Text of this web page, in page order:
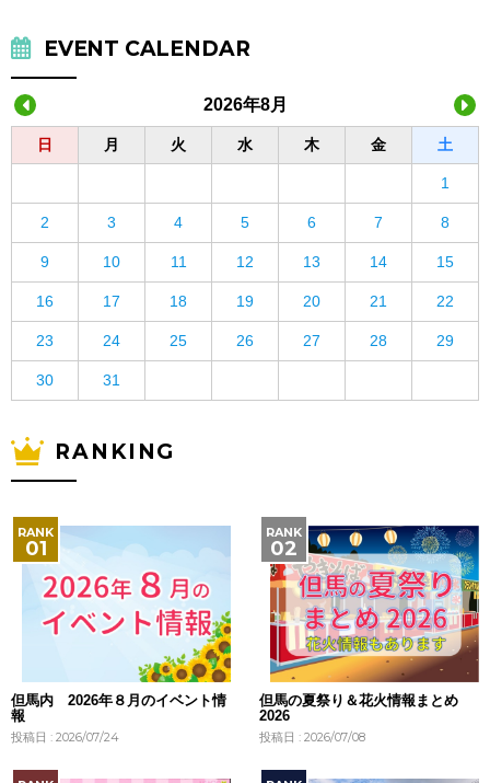
EVENT CALENDAR
2026年8月
日 月 火 水 木 金 土
1
2 3 4 5 6 7 8
9 10 11 12 13 14 15
16 17 18 19 20 21 22
23 24 25 26 27 28 29
30 31
RANKING
但馬内 2026年８月のイベント情
報
投稿日 : 2026/07/24
但馬の夏祭り＆花火情報まとめ
2026
投稿日 : 2026/07/08